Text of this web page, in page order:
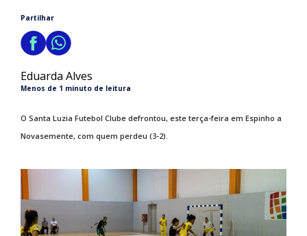
Partilhar
Eduarda Alves
Menos de 1 minuto de leitura
O Santa Luzia Futebol Clube defrontou, este terça-feira em Espinho a
Novasemente, com quem perdeu (3-2).